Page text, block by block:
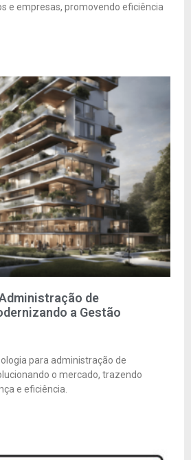
e empresas, promovendo eficiência
de
a Gestão
para administração de
o mercado, trazendo
e eficiência.